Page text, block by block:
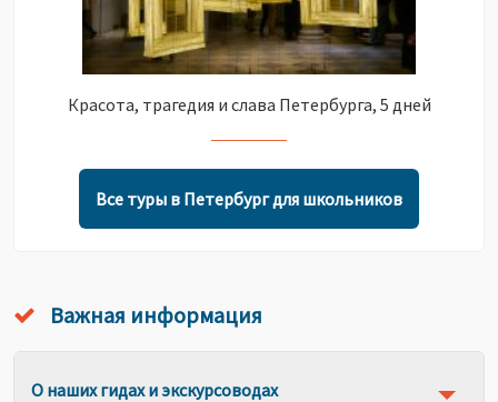
Красота, трагедия и слава Петербурга, 5 дней
Все туры в Петербург для школьников
Важная информация
О наших гидах и экскурсоводах